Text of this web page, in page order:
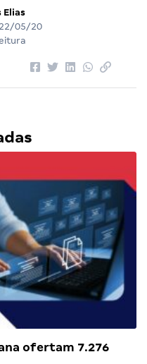
Elias
22/05/20
ofertam 7.276